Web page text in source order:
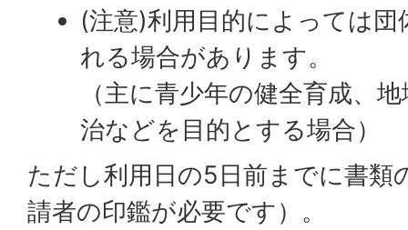
(注意)利用目的によっては
れる場合があります。
（主に青少年の健全育成、
治などを目的とする場合）
ただし利用日の5日前までに書類
請者の印鑑が必要です）。